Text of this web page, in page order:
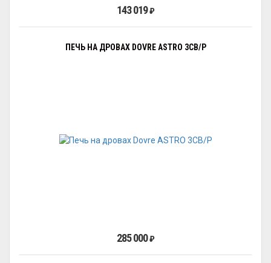
143 019₽
ПЕЧЬ НА ДРОВАХ DOVRE ASTRO 3CB/P
285 000₽